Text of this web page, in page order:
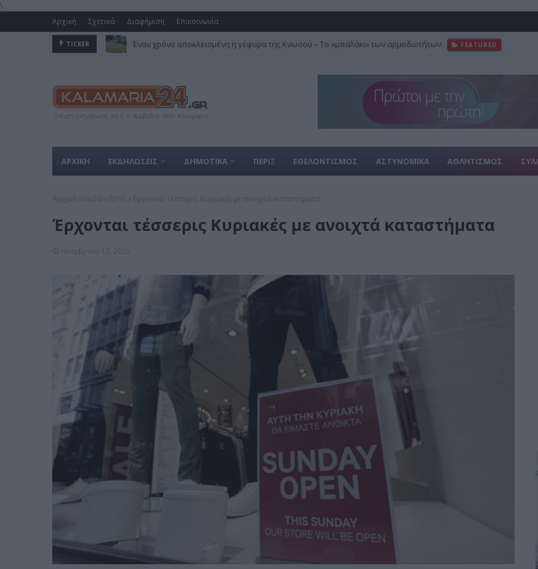
\
Αρχική Σχετικά Διαφήμιση Επικοινωνία
TICKER Έναν χρόνο αποκλεισμένη η γέφυρα της Κνωσού – Το «μπαλάκι» των αρμοδιοτήτων FEATURED
ΑΡΧΙΚΗ ΕΚΔΗΛΩΣΕΙΣ ΔΗΜΟΤΙΚΑ ΠΕΡΙΞ ΕΘΕΛΟΝΤΙΣΜΟΣ ΑΣΤΥΝΟΜΙΚΑ ΑΘΛΗΤΙΣΜΟΣ
Έρχονται τέσσερις Κυριακές με ανοιχτά καταστήματα